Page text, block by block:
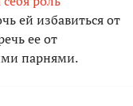
ей избавиться от
ее от
парнями.